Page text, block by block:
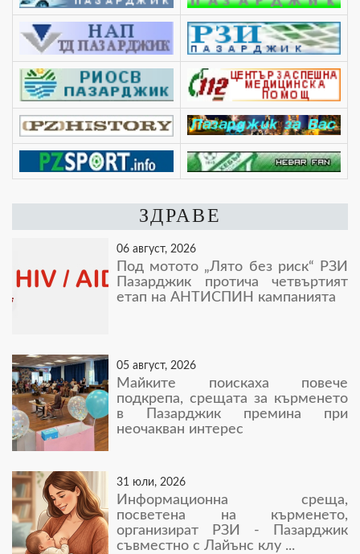
ЗДРАВЕ
06 август, 2026
Под мотото „Лято без риск“ РЗИ
Пазарджик протича четвъртият
етап на АНТИСПИН кампанията
05 август, 2026
Майките поискаха повече
подкрепа, срещата за кърменето
в Пазарджик премина при
неочакван интерес
31 юли, 2026
Информационна среща,
посветена на кърменето,
организират РЗИ - Пазарджик
съвместно с Лайънс клу ...